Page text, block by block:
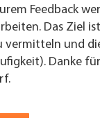
Feedback
Das Ziel
vermitteln und
Danke